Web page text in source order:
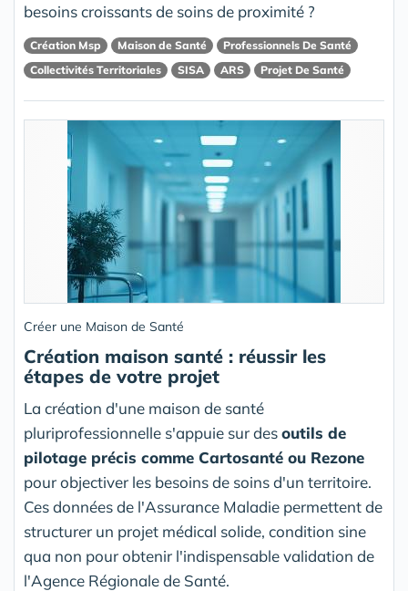
besoins croissants de soins de proximité ?
Création Msp Maison de Santé
Professionnels De Santé
Collectivités Territoriales
SISA ARS Projet De Santé
Créer une Maison de Santé
Création maison santé : réussir les
étapes de votre projet
La création d'une maison de santé
pluriprofessionnelle s'appuie sur desoutils de
pilotage précis comme Cartosanté ou Rezone
pour objectiver les besoins de soins d'un territoire.
Ces données de l'Assurance Maladie permettent de
structurer un projet médical solide, condition sine
qua non pour obtenir l'indispensable validation de
l'Agence Régionale de Santé.